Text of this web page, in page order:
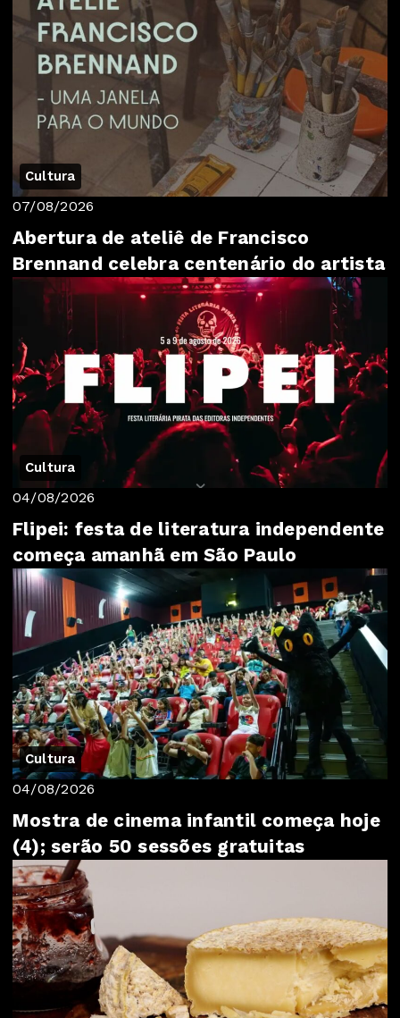
Cultura
07/08/2026
Abertura de ateliê de Francisco
Brennand celebra centenário do artista
Cultura
04/08/2026
Flipei: festa de literatura independente
começa amanhã em São Paulo
Cultura
04/08/2026
Mostra de cinema infantil começa hoje
(4); serão 50 sessões gratuitas